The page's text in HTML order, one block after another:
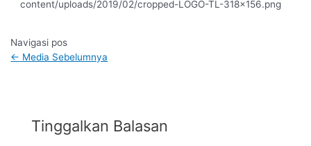
content/uploads/2019/02/cropped-LOGO-TL-318×156.png
Navigasi pos
← Media Sebelumnya
Tinggalkan Balasan